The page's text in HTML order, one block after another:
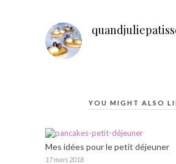
YOU MIGHT ALSO
Mes idées pour le petit déjeuner
17 mars 2018